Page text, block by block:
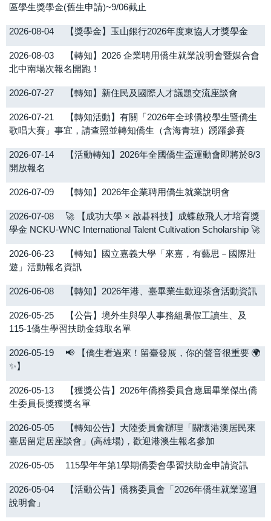
僑、陸生
OIA eNews
院系所及教職員
獎學金/補助資訊
轉知公告
區學生獎學金(舊生申請)~9/06截止
2026-08-04 【獎學金】玉山銀行2026年度東協人才獎學金
2026-08-03
【轉知】2026 企業聘用僑生就業說明會暨媒合會
北中南場次報名開跑！
2026-07-27 【轉知】新住民及國際人才議題交流座談會
2026-07-21
【轉知活動】有關「2026年全球僑校學生暨僑生
歌唱大賽」事宜，請查照並轉知僑生（含海青班）踴躍參賽
2026-07-14
【活動轉知】2026年全國僑生盃運動會即將於8/3
開放報名
2026-07-09 【轉知】2026年企業聘用僑生就業說明會
2026-07-08
🚀 【成功大學 × 啟碁科技】成蝶啟飛人才培育獎
學金 NCKU-WNC International Talent Cultivation Scholarship 🚀
2026-06-23
【轉知】國立嘉義大學「來嘉，有藝思－國際壯
遊」活動報名資訊
2026-06-08 【轉知】2026年港、臺畢業生歡迎茶會活動資訊
2026-05-25
【公告】境外生與學人事務組暑假工讀生、及
115-1僑生學習扶助金錄取名單
2026-05-19
📢 【僑生看過來！留臺發展，你的聲音很重要 🌍
✨】
2026-05-13
【獲獎公告】2026年僑務委員會應屆畢業傑出僑
生委員長獎獲獎名單
2026-05-05
【轉知公告】大陸委員會辦理「關懷港澳居民來
臺居留定居座談會」(高雄場)，歡迎港澳生報名參加
2026-05-05 115學年年第1學期僑委會學習扶助金申請資訊
2026-05-04
【活動公告】僑務委員會「2026年僑生就業巡迴
說明會」